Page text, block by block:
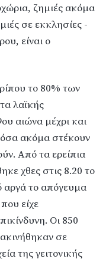
ζημιές ακόμα
σε εκκλησίες -
είναι ο
το 80% των
λαϊκής
αιώνα μέχρι και
όσα ακόμα στέκουν
Από τα ερείπια
χθες στις 8.20 το
αργά το απόγευμα
είχε
Οι 850
σε
της γειτονικής